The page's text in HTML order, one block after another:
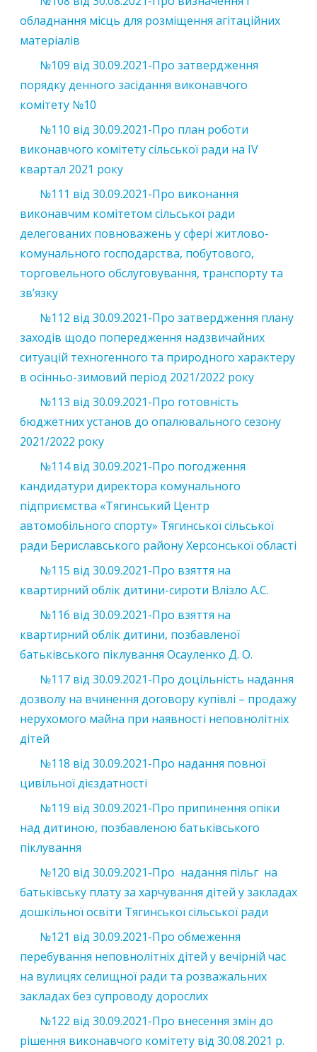
обладнання місць для розміщення агітаційних
матеріалів
№109 від 30.09.2021-Про затвердження
порядку денного засідання виконавчого
комітету №10
№110 від 30.09.2021-Про план роботи
виконавчого комітету сільської ради на ІV
квартал 2021 року
№111 від 30.09.2021-Про виконання
виконавчим комітетом сільської ради
делегованих повноважень у сфері житлово-
комунального господарства, побутового,
торговельного обслуговування, транспорту та
зв’язку
№112 від 30.09.2021-Про затвердження плану
заходів щодо попередження надзвичайних
ситуацій техногенного та природного характеру
в осінньо-зимовий період 2021/2022 року
№113 від 30.09.2021-Про готовність
бюджетних установ до опалювального сезону
2021/2022 року
№114 від 30.09.2021-Про погодження
кандидатури директора комунального
підприємства «Тягинський Центр
автомобільного спорту» Тягинської сільської
ради Бериславського району Херсонської області
№115 від 30.09.2021-Про взяття на
квартирний облік дитини-сироти Влізло А.С.
№116 від 30.09.2021-Про взяття на
квартирний облік дитини, позбавленої
батьківського піклування Осауленко Д. О.
№117 від 30.09.2021-Про доцільність надання
дозволу на вчинення договору купівлі – продажу
нерухомого майна при наявності неповнолітніх
дітей
№118 від 30.09.2021-Про надання повної
цивільної дієздатності
№119 від 30.09.2021-Про припинення опіки
над дитиною, позбавленою батьківського
піклування
№120 від 30.09.2021-Про надання пільг на
батьківську плату за харчування дітей у закладах
дошкільної освіти Тягинської сільської ради
№121 від 30.09.2021-Про обмеження
перебування неповнолітніх дітей у вечірній час
на вулицях селищної ради та розважальних
закладах без супроводу дорослих
№122 від 30.09.2021-Про внесення змін до
рішення виконавчого комітету від 30.08.2021 р.